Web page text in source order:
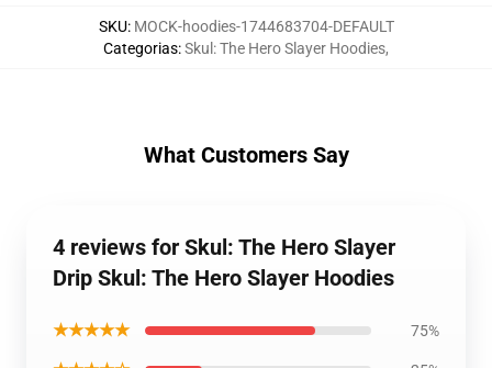
SKU: MOCK-hoodies-1744683704-DEFAULT
Categorias:Skul: The Hero Slayer Hoodies,
What Customers Say
4 reviews for Skul: The Hero Slayer
Drip Skul: The Hero Slayer Hoodies
★★★★★ 75%